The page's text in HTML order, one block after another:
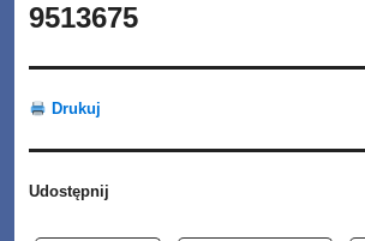
9513675
Drukuj
Udostępnij